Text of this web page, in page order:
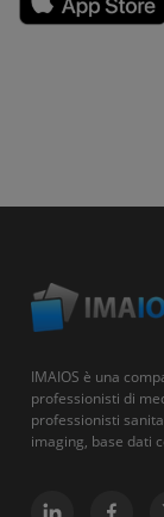
IMAIOS è una
professionisti di
professionisti
imaging, base dati